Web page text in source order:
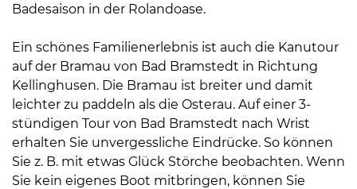
Badesaison in der Rolandoase.
Ein schönes Familienerlebnis ist auch die Kanutour
auf der Bramau von Bad Bramstedt in Richtung
Kellinghusen. Die Bramau ist breiter und damit
leichter zu paddeln als die Osterau. Auf einer 3-
stündigen Tour von Bad Bramstedt nach Wrist
erhalten Sie unvergessliche Eindrücke. So können
Sie z. B. mit etwas Glück Störche beobachten. Wenn
Sie kein eigenes Boot mitbringen, können Sie